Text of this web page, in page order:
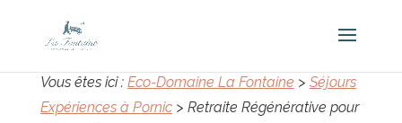
Vous êtes ici : Eco-Domaine La Fontaine > Séjours
Expériences à Pornic> Retraite Régénérative pour